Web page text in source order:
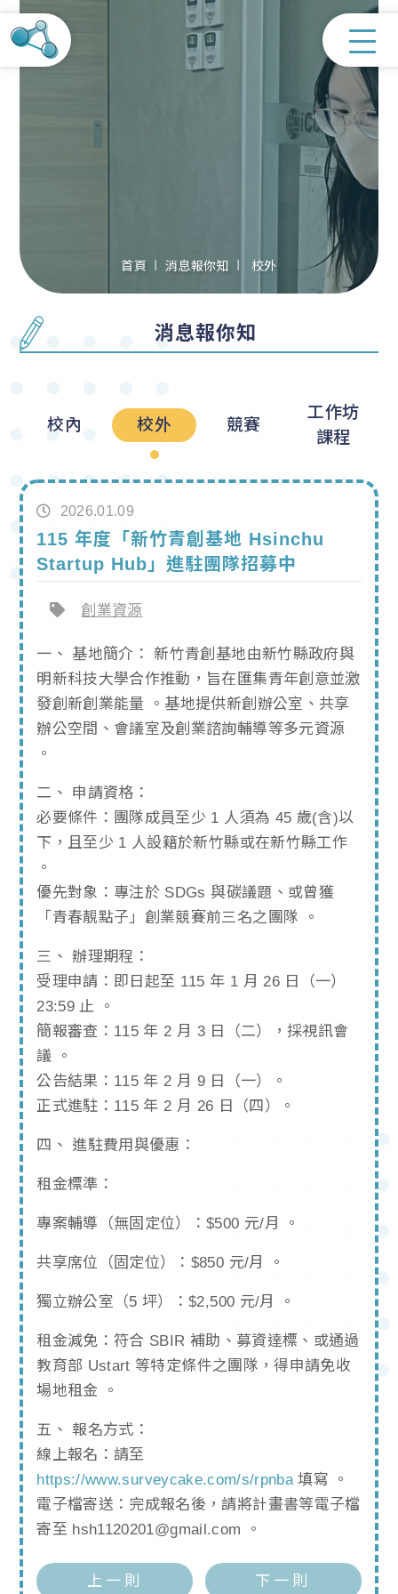
首頁 消息報你知 校外
消息報你知
校內 校外 競賽
工作坊
課程
2026.01.09
115 年度「新竹青創基地 Hsinchu
Startup Hub」進駐團隊招募中
創業資源
一、 基地簡介： 新竹青創基地由新竹縣政府與
明新科技大學合作推動，旨在匯集青年創意並激
發創新創業能量 。基地提供新創辦公室、共享
辦公空間、會議室及創業諮詢輔導等多元資源
。
二、 申請資格：
必要條件：團隊成員至少 1 人須為 45 歲(含)以
下，且至少 1 人設籍於新竹縣或在新竹縣工作
。
優先對象：專注於 SDGs 與碳議題、或曾獲
「青春靚點子」創業競賽前三名之團隊 。
三、 辦理期程：
受理申請：即日起至 115 年 1 月 26 日（一）
23:59 止 。
簡報審查：115 年 2 月 3 日（二），採視訊會
議 。
公告結果：115 年 2 月 9 日（一）。
正式進駐：115 年 2 月 26 日（四）。
四、 進駐費用與優惠：
租金標準：
專案輔導（無固定位）：$500 元/月 。
共享席位（固定位）：$850 元/月 。
獨立辦公室（5 坪）：$2,500 元/月 。
租金減免：符合 SBIR 補助、募資達標、或通過
教育部 Ustart 等特定條件之團隊，得申請免收
場地租金 。
五、 報名方式：
線上報名：請至
https://www.surveycake.com/s/rpnba填寫 。
電子檔寄送：完成報名後，請將計畫書等電子檔
寄至 hsh1120201@gmail.com 。
上一則 下一則